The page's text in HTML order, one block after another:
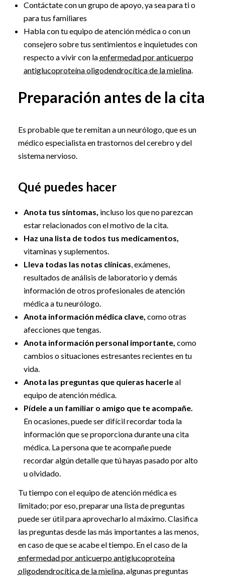
Contáctate con un grupo de apoyo, ya sea para ti o
para tus familiares
Habla con tu equipo de atención médica o con un
consejero sobre tus sentimientos e inquietudes con
respecto a vivir con laenfermedad por anticuerpo
antiglucoproteína oligodendrocítica de la mielina.
Preparación antes de la cita
Es probable que te remitan a un neurólogo, que es un
médico especialista en trastornos del cerebro y del
sistema nervioso.
Qué puedes hacer
Anota tus síntomas, incluso los que no parezcan
estar relacionados con el motivo de la cita.
Haz una lista de todos tus medicamentos,
vitaminas y suplementos.
Lleva todas las notas clínicas, exámenes,
resultados de análisis de laboratorio y demás
información de otros profesionales de atención
médica a tu neurólogo.
Anota información médica clave, como otras
afecciones que tengas.
Anota información personal importante, como
cambios o situaciones estresantes recientes en tu
vida.
Anota las preguntas que quieras hacerleal
equipo de atención médica.
Pídele a un familiar o amigo que te acompañe.
En ocasiones, puede ser difícil recordar toda la
información que se proporciona durante una cita
médica. La persona que te acompañe puede
recordar algún detalle que tú hayas pasado por alto
u olvidado.
Tu tiempo con el equipo de atención médica es
limitado; por eso, preparar una lista de preguntas
puede ser útil para aprovecharlo al máximo. Clasifica
las preguntas desde las más importantes a las menos,
en caso de que se acabe el tiempo. En el caso de la
enfermedad por anticuerpo antiglucoproteína
oligodendrocítica de la mielina, algunas preguntas